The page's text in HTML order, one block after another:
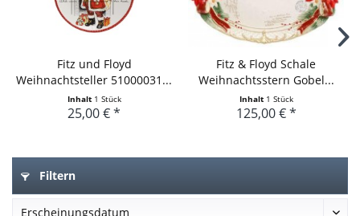
Fitz und Floyd
Weihnachtsteller 51000031...
Inhalt 1 Stück
25,00 € *
Fitz & Floyd Schale
Weihnachtsstern Gobel...
Inhalt 1 Stück
125,00 € *
Filtern